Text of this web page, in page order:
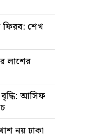
ফিরব: শেখ
লাশের
বৃদ্ধি: আসিফ
নয় ঢাকা